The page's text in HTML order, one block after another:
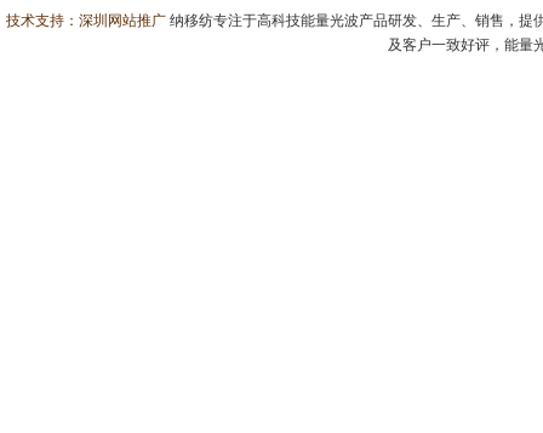
技术支持： 深圳网站推广 纳移纺专注于高科技能量光波产品研发、生产、销售，
及客户一致好评，能量